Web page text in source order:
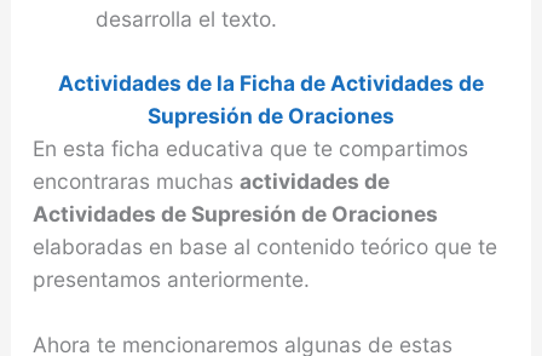
desarrolla el texto.
Actividades de la Ficha de Actividades de
Supresión de Oraciones
En esta ficha educativa que te compartimos
encontraras muchas actividades de
Actividades de Supresión de Oraciones
elaboradas en base al contenido teórico que te
presentamos anteriormente.
Ahora te mencionaremos algunas de estas